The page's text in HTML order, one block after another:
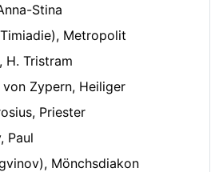
Stina
Metropolit
H. Tristram
von Zypern, Heiliger
Priester
Paul
Mönchsdiakon